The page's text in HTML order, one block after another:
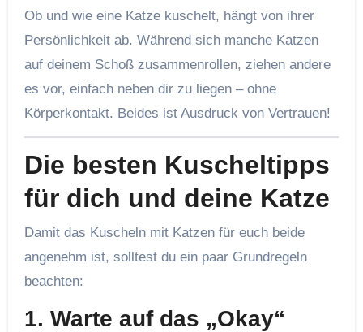
Ob und wie eine Katze kuschelt, hängt von ihrer
Persönlichkeit ab. Während sich manche Katzen
auf deinem Schoß zusammenrollen, ziehen andere
es vor, einfach neben dir zu liegen – ohne
Körperkontakt. Beides ist Ausdruck von Vertrauen!
Die besten Kuscheltipps
für dich und deine Katze
Damit das Kuscheln mit Katzen für euch beide
angenehm ist, solltest du ein paar Grundregeln
beachten:
1. Warte auf das „Okay“